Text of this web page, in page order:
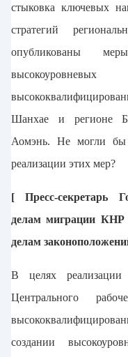
стыковка ключевых
стратегий
опубликованы
Шанхае и регионе
Аомэнь. Не могли бы
реализации этих мер?
[ Пресс-секретарь
делам миграции КНР
делам
В целях
Центрального
создании